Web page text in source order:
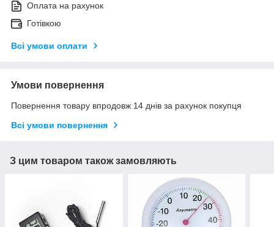
Оплата на рахунок
Готівкою
Всі умови оплати
Умови повернення
Повернення товару впродовж 14 днів за рахунок покупця
Всі умови повернення
З цим товаром також замовляють